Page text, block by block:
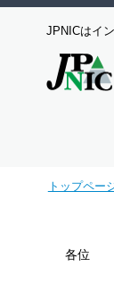
JPNICはイ
トップペー
各位